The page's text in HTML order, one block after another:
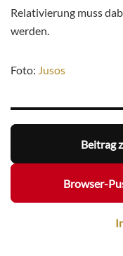
Relativierung muss
werden.
Foto: Jusos
Beitrag
Browser-